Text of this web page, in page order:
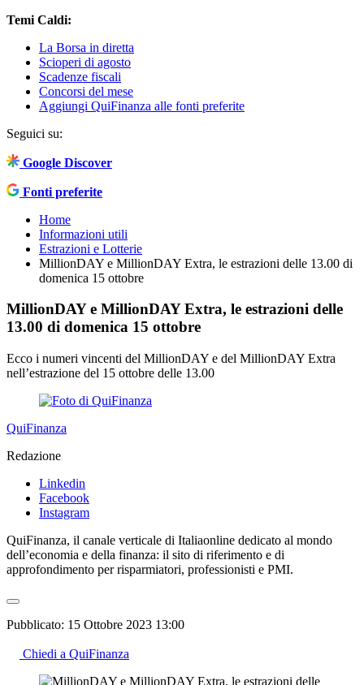
Temi Caldi:
La Borsa in diretta
Scioperi di agosto
Scadenze fiscali
Concorsi del mese
Aggiungi QuiFinanza alle fonti preferite
Seguici su:
Google Discover
Fonti preferite
Home
Informazioni utili
Estrazioni e Lotterie
MillionDAY e MillionDAY Extra, le estrazioni delle 13.00 di
domenica 15 ottobre
MillionDAY e MillionDAY Extra, le estrazioni delle
13.00 di domenica 15 ottobre
Ecco i numeri vincenti del MillionDAY e del MillionDAY Extra
nell’estrazione del 15 ottobre delle 13.00
QuiFinanza
Redazione
Linkedin
Facebook
Instagram
QuiFinanza, il canale verticale di Italiaonline dedicato al mondo
dell’economia e della finanza: il sito di riferimento e di
approfondimento per risparmiatori, professionisti e PMI.
Pubblicato: 15 Ottobre 2023 13:00
Chiedi a QuiFinanza